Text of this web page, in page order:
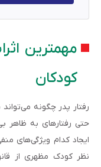
مهمترین
کودکان
رفتار پدر چگونه
حتی رفتارهای به ظاهر
ایجاد کدام ویژگی‌های
نظر کودک مظهری از